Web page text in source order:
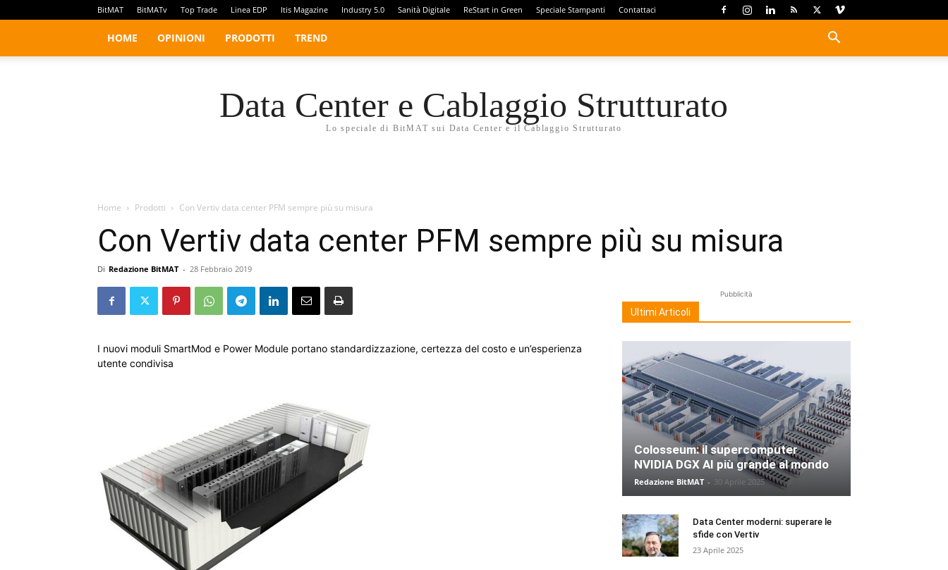
BitMAT BitMATv Top Trade Linea EDP Itis Magazine Industry 5.0 Sanità Digitale ReStart in Green Speciale Stampanti Contattaci
HOME OPINIONI PRODOTTI TREND
Data Center e Cablaggio Strutturato
Lo speciale di BitMAT sui Data Center e il Cablaggio Strutturato
Home Prodotti Con Vertiv data center PFM sempre più su misura
Con Vertiv data center PFM sempre più su misura
Di Redazione BitMAT - 28 Febbraio 2019
I nuovi moduli SmartMod e Power Module portano standardizzazione, certezza del costo e un’esperienza
utente condivisa
Pubblicità
Ultimi Articoli
Colosseum: il supercomputer
NVIDIA DGX AI più grande al mondo
Redazione BitMAT - 30 Aprile 2025
Data Center moderni: superare le
sfide con Vertiv
23 Aprile 2025